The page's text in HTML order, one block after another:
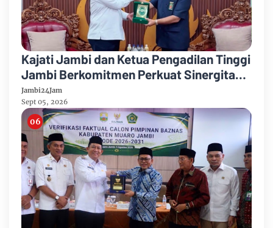
Kajati Jambi dan Ketua Pengadilan Tinggi
Jambi Berkomitmen Perkuat Sinergitas
Penegakan Hukum
Jambi24Jam
Sept 05, 2026